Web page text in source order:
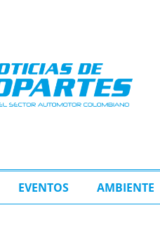
EVENTOS AMBIENTE